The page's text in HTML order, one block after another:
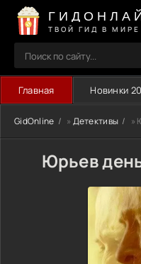
ТВОЙ ГИД В
Главная Новинки
GidOnline » Детективы »
Юрьев